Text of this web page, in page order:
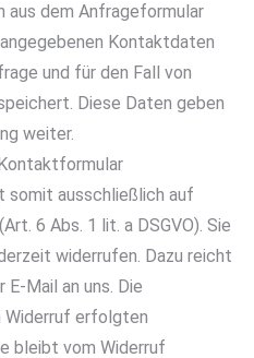
aus dem Anfrageformular
Kontaktdaten
und für den Fall von
Diese Daten geben
weiter.
somit ausschließlich auf
6 Abs. 1 lit. a DSGVO). Sie
widerrufen. Dazu reicht
Mail an uns. Die
Widerruf erfolgten
bleibt vom Widerruf